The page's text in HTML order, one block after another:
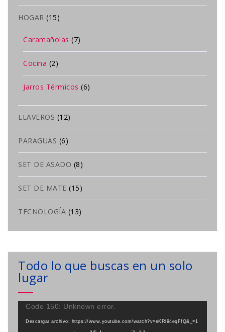
HOGAR (15)
Caramañolas (7)
Cocina (2)
Jarros Térmicos (6)
LLAVEROS (12)
PARAGUAS (6)
SET DE ASADO (8)
SET DE MATE (15)
TECNOLOGÍA (13)
Todo lo que buscas en un solo
lugar
Reproductor
vídeo
Code 150: Unknown error.
Descargar archivo: https://www.youtube.com/watch?v=eKRl94eqFfQ&_=1